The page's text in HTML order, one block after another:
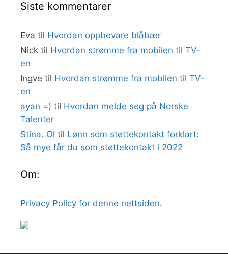
Siste kommentarer
Eva til Hvordan oppbevare blåbær
Nick til Hvordan strømme fra mobilen til TV-
en
Ingve til Hvordan strømme fra mobilen til TV-
en
ayan =) til Hvordan melde seg på Norske
Talenter
Stina. Ol til Lønn som støttekontakt forklart:
Så mye får du som støttekontakt i 2022
Om:
Privacy Policy for denne nettsiden.